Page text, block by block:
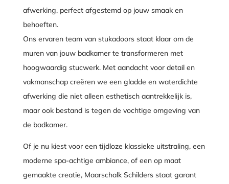
afwerking, perfect afgestemd op jouw smaak en
behoeften.
Ons ervaren team van stukadoors staat klaar om de
muren van jouw badkamer te transformeren met
hoogwaardig stucwerk. Met aandacht voor detail en
vakmanschap creëren we een gladde en waterdichte
afwerking die niet alleen esthetisch aantrekkelijk is,
maar ook bestand is tegen de vochtige omgeving van
de badkamer.
Of je nu kiest voor een tijdloze klassieke uitstraling, een
moderne spa-achtige ambiance, of een op maat
gemaakte creatie, Maarschalk Schilders staat garant